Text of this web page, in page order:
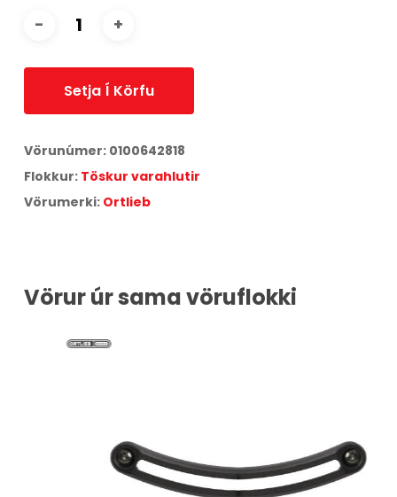
Setja Í Körfu
Vörunúmer: 0100642818
Flokkur: Töskur varahlutir
Vörumerki: Ortlieb
Vörur úr sama vöruflokki